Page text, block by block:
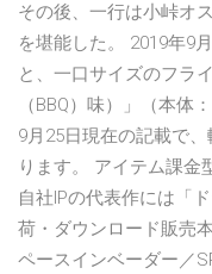
その後、一行は小峠オ
を堪能した。 2019年9
と、一口サイズのフラ
（BBQ）味）」（本体
9月25日現在の記載で
ります。 アイテム課金
自社IPの代表作には「
荷・ダウンロード販売
ペースインベーダー／